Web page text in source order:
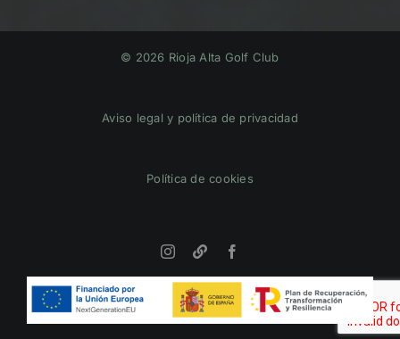
© 2026 Rioja Alta Golf Club
Aviso legal y política de privacidad
Política de cookies